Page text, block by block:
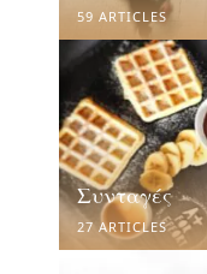
59 ARTICLES
Συνταγές
27 ARTICLES